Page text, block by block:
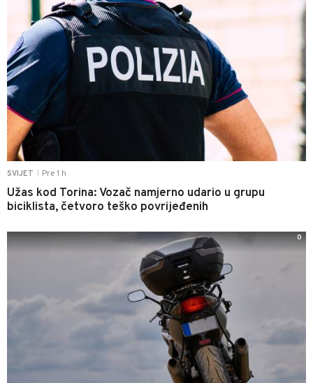
SVIJET Pre 1 h
Užas kod Torina: Vozač namjerno udario u grupu
biciklista, četvoro teško povrijeđenih
0